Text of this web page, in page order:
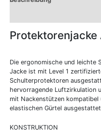
Die ergonomische und leichte
Jacke ist mit Level 1
Schulterprotektoren
hervorragende Luftzirkulation
mit Nackenstützen kompatibel
elastischen Gürtel
KONSTRUKTION